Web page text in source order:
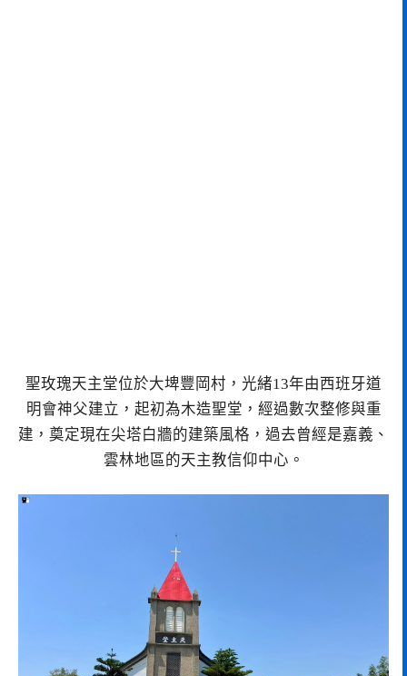
聖玫瑰天主堂位於大埤豐岡村，光緒13年由西班牙道
明會神父建立，起初為木造聖堂，經過數次整修與重
建，奠定現在尖塔白牆的建築風格，過去曾經是嘉義、
雲林地區的天主教信仰中心。